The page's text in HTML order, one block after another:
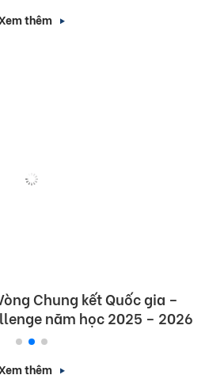
thêm
Chung kết Quốc gia –
năm học 2025 – 2026
thêm